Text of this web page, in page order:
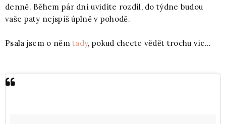
denně. Během pár dní uvidíte rozdíl, do týdne budou
vaše paty nejspíš úplně v pohodě.
Psala jsem o němtady, pokud chcete vědět trochu víc...